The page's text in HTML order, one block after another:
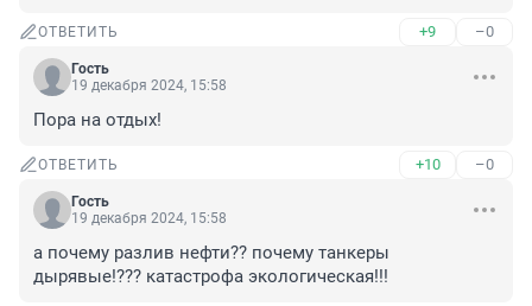
ОТВЕТИТЬ +9 –0
Гость
19 декабря 2024, 15:58
Пора на отдых!
ОТВЕТИТЬ +10 –0
Гость
19 декабря 2024, 15:58
а почему разлив нефти?? почему танкеры
дырявые!??? катастрофа экологическая!!!